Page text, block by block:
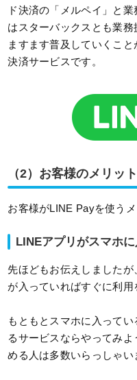
ド決済の「メルペイ」と
はスターバックスとも業
ますます普及していくこ
決済サービスです。
（2）お客様のメリット
お客様がLINE Payを使う
LINEアプリがスマホ
先ほどもお伝えしました
が入っていればすぐに利用
もともとスマホに入って
るサービスならやってみ
める人は多数いらっしゃい